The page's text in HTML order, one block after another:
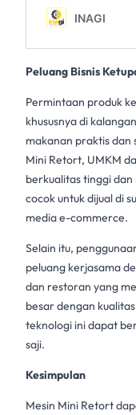
Peluang Bisnis
Permintaan produk
khususnya di
makanan praktis dan
Mini Retort, UMKM
berkualitas tinggi
cocok untuk dijual di
media e-commerce.
Selain itu,
peluang kerjasama
dan restoran yang
besar dengan
teknologi ini dapat
saji.
Kesimpulan
Mesin Mini Retort